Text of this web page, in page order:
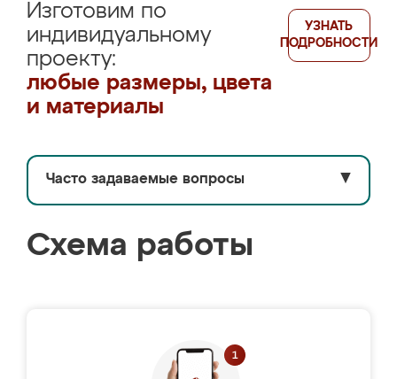
Изготовим по
индивидуальному
проекту:
любые размеры, цвета
и материалы
УЗНАТЬ
ПОДРОБНОСТИ
Часто задаваемые вопросы ▼
Схема работы